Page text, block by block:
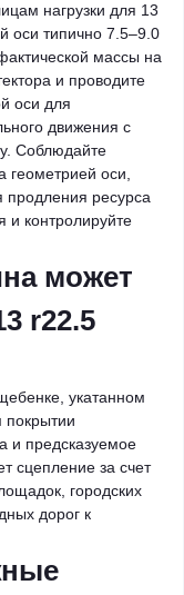
нагрузки для 13
оси типично 7.5–9.0
массы на
и проводите
оси для
движения с
Соблюдайте
геометрией оси,
продления ресурса
и контролируйте
может
r22.5
укатанном
покрытии
и предсказуемое
сцепление за счет
городских
дорог к